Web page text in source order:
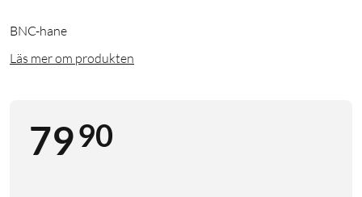
BNC-hane
Läs mer om produkten
7990